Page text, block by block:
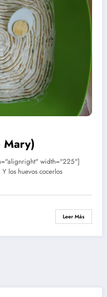
Mary)
width="225"]
los huevos cocerlos
Leer Más